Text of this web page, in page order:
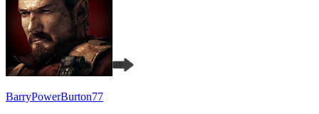
BarryPowerBurton77